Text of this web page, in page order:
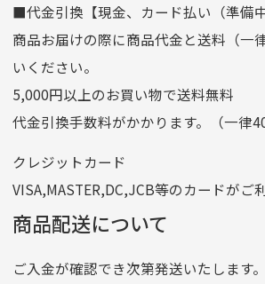
口座名義
株式会社一条
ゆうちょ銀行
ゆうちょ間
記号
14710
他銀行から
店名
四七八（読みヨンナナハ
店番
478
預金種目
普通預金
■代金引換【現金、カード払い（準備中
商品お届けの際に商品代金と送料（一
いください。
5,000円以上のお買い物で送料無料
代金引換手数料がかかります。（一律
クレジットカード
VISA,MASTER,DC,JCB等のカードがご
商品配送について
ご入金が確認でき次第発送いたします。